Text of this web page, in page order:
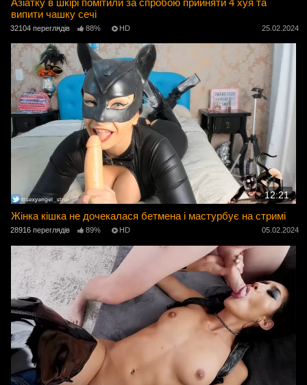
Азіатку в шкірі помітили за спробою прийняти 4 хуя та
випити чашку сечі
32104 переглядів 88% HD 25.02.2024
12:21
Жінка кішка не дочекалася бетмена і мастурбує на стримі
28916 переглядів 89% HD 05.02.2024